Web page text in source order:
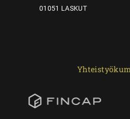
01051 LASKUT